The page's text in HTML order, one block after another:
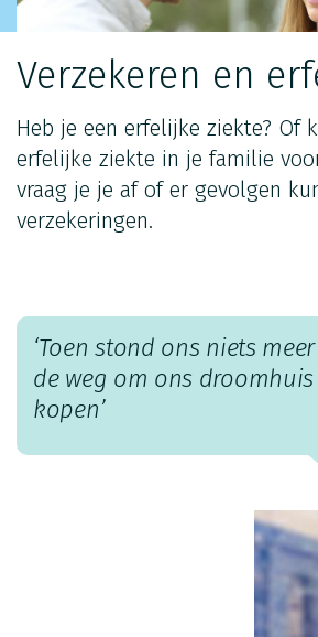
Verzekeren en
Heb je een erfelijke ziekte? Of
erfelijke ziekte in je familie
vraag je je af of er gevolgen
verzekeringen.
‘Toen stond ons niets
de weg om ons
kopen’